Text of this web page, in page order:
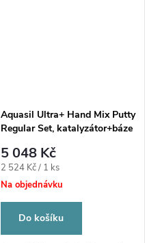
Aquasil Ultra+ Hand Mix Putty
Regular Set, katalyzátor+báze
5 048 Kč
Měrná
cena:
2 524 Kč / 1 ks
Na objednávku
Do košíku